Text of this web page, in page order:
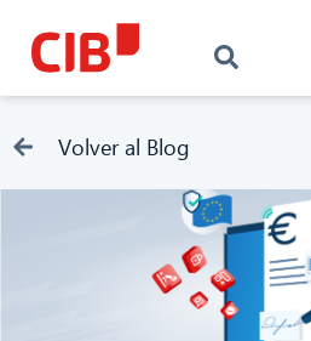
Volver al Blog